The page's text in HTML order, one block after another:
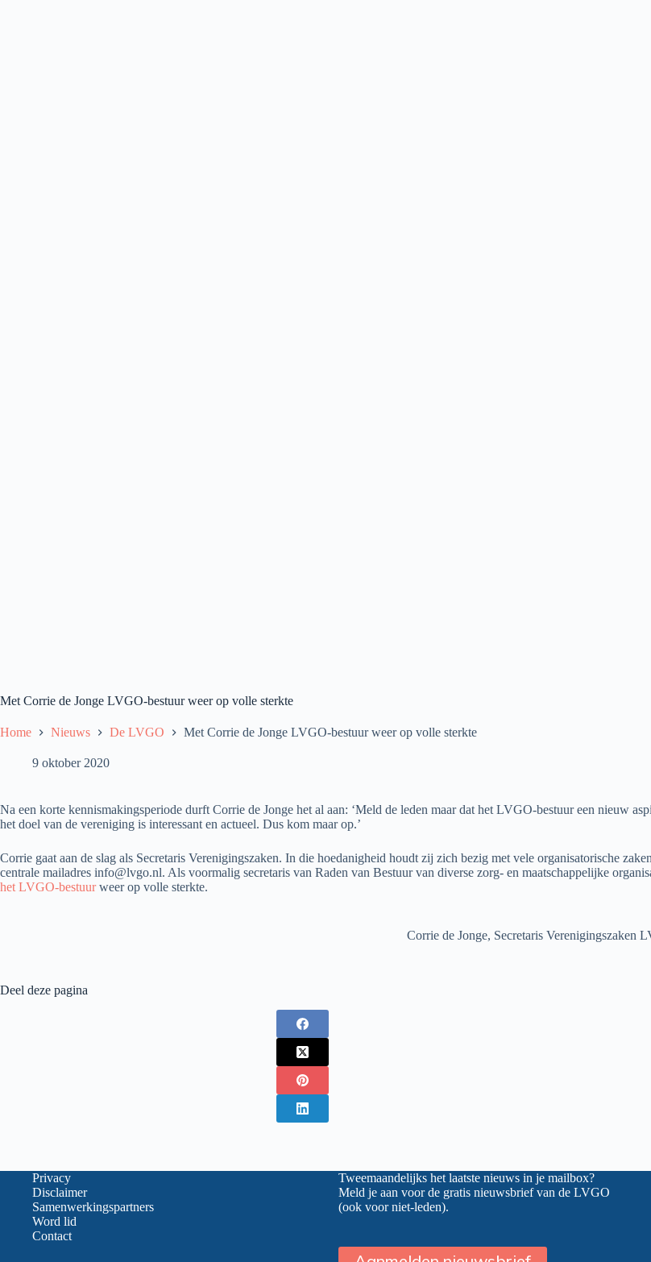
Met Corrie de Jonge LVGO-bestuur weer op volle sterkte
Home Nieuws De LVGO Met Corrie de Jonge LVGO-bestuur weer op volle sterkte
9 oktober 2020
Na een korte kennismakingsperiode durft Corrie de Jonge het al aan: ‘Meld de leden maar dat het LVGO-bestuur een nieuw
het doel van de vereniging is interessant en actueel. Dus kom maar op.’
Corrie gaat aan de slag als Secretaris Verenigingszaken. In die hoedanigheid houdt zij zich bezig met vele organisatorische
centrale mailadres info@lvgo.nl. Als voormalig secretaris van Raden van Bestuur van diverse zorg- en maatschappelijke
het LVGO-bestuurweer op volle sterkte.
Corrie de Jonge, Secretaris Verenigingszaken
Deel deze pagina
Privacy
Disclaimer
Samenwerkingspartners
Word lid
Contact
Tweemaandelijks het laatste nieuws in je mailbox?
Meld je aan voor de gratis nieuwsbrief van de LVGO
(ook voor niet-leden).